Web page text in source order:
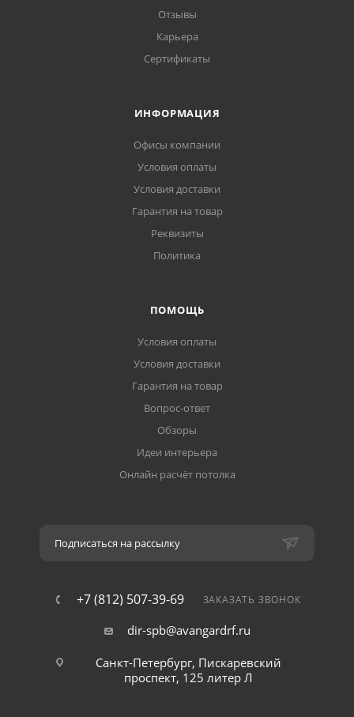
Отзывы
Карьера
Сертификаты
ИНФОРМАЦИЯ
Офисы компании
Условия оплаты
Условия доставки
Гарантия на товар
Реквизиты
Политика
ПОМОЩЬ
Условия оплаты
Условия доставки
Гарантия на товар
Вопрос-ответ
Обзоры
Идеи интерьера
Онлайн расчёт потолка
Подписаться на рассылку
+7 (812) 507-39-69 ЗАКАЗАТЬ ЗВОНОК
dir-spb@avangardrf.ru
Санкт-Петербург, Пискаревский
проспект, 125 литер Л